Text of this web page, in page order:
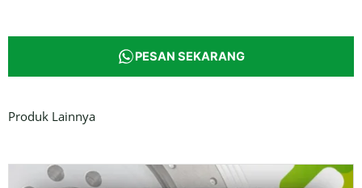
PESAN SEKARANG
Produk Lainnya